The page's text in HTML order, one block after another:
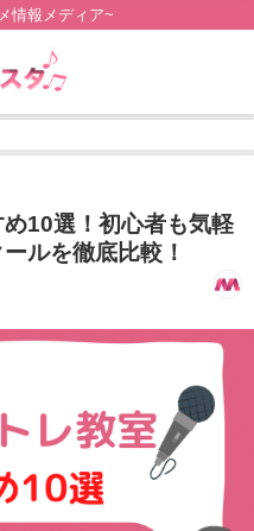
情報メディア~
10選！初心者も気軽
ルを徹底比較！